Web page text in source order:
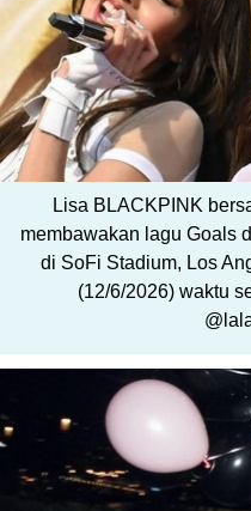
Lisa BLACKPINK
membawakan lagu Goals
di SoFi Stadium, Los
(12/6/2026) waktu